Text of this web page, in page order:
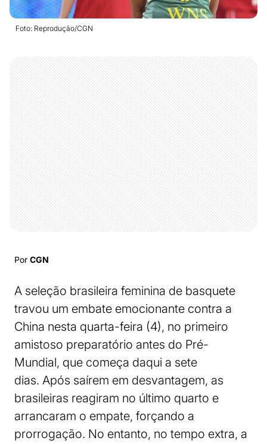
Foto: Reprodução/CGN
Por CGN
A seleção brasileira feminina de basquete
travou um embate emocionante contra a
China nesta quarta-feira (4), no primeiro
amistoso preparatório antes do Pré-
Mundial, que começa daqui a sete
dias. Após saírem em desvantagem, as
brasileiras reagiram no último quarto e
arrancaram o empate, forçando a
prorrogação. No entanto, no tempo extra, a